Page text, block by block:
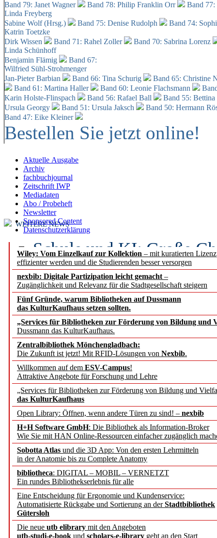
Band 79: Janet Wagner Band 78: Philip Franklin Orr
Band
Linda Freyberg
Sabine Wolf (Hrsg.)
Band 75: Denise Rudolph
Band 74:
Katrin Toetzke
Dirk Wissen
Band 71: Rahel Zoller
Band 70: Sabrina Lorenz
Linda Schünhoff
Benjamin Flämig
Band 67:
Wilfried Sühl-Strohmenger
Jan-Pieter Barbian
Band 66: Tina Schurig
Band 65: Christine
Band 61: Martina Haller
Band 60: Leonie Flachsmann
Karin Holste-Flinspach
Band 56: Rafael Ball
Band 55:
Ursula Georgy
Band 51: Ursula Jaksch Band 50: Hermann
Band 47: Eike Kleiner
Bestellen Sie jetzt online!
Aktuelle Ausgabe
Archiv
fachbuchjournal
Zeitschrift IWP
Mediadaten
Abo / Probeheft
Newsletter
Sponsored Content
Datenschutzerklärung
Wiley: Vom Einzelkauf zur Kollektion – mit kuratierten
effizienter werden und die Studierenden besser versorgen
nexbib: Digitale Partizipation leicht gemacht –
Zugänglichkeit und Relevanz für die Stadtgesellschaft steigern
Fünf Gründe, warum Bibliotheken auf Dussmann
das KulturKaufhaus setzen sollten.
„Services für Bibliotheken zur Förderung von Bildung und
Dussmann das KulturKaufhaus.
Zentralbibliothek Mönchengladbach:
Die Zukunft ist jetzt! Mit RFID-Lösungen von Nexbib.
Willkommen auf dem ESV-Campus!
Attraktive Angebote für Forschung und Lehre
„Services für Bibliotheken zur Förderung von Bildung und
das KulturKaufhaus
Open Library: Öffnen, wenn andere Türen zu sind! – nexbib
H+H Software GmbH: Die Bibliothek als Information-Broker
Wie Sie mit HAN Online-Ressourcen einfacher zugänglich
Sobotta Atlas und die 3D App: Von den ersten Lehrmitteln
in der Anatomie bis zu Complete Anatomy
bibliotheca: DIGITAL – MOBIL – VERNETZT
Ein rundes Bibliothekserlebnis für alle
Eine Entscheidung für Ergonomie und Kundenservice:
Automatisierte Rückgabe und Sortierung an derStadtbibliothek
Gütersloh
Die neue utb elibrary mit den Angeboten
utb-studi-e-book und scholars-e-library geht an den Start
WEITERE NEWS
Schule und KI: Große
Voraussetzungen
Erfolgreiches erstes
Segment Research –
angepasst
konstruktiv!
Mohr Siebeck
und die Zeitschrift für
Francke Attempto
EBSCO Information
Recherchefunktionen in
Sorbisches Institut neu
Geschichte und